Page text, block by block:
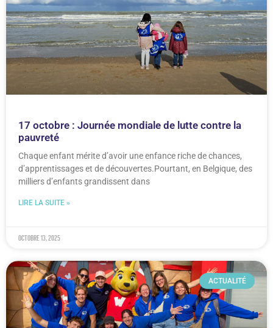
17 octobre : Journée mondiale de lutte contre la
pauvreté
Chaque enfant mérite d’avoir une enfance riche de chances,
d’apprentissages et de découvertes.Pourtant, en Belgique, des
milliers d’enfants grandissent dans
LIRE LA SUITE »
octobre 13, 2025
ACTUALITÉ